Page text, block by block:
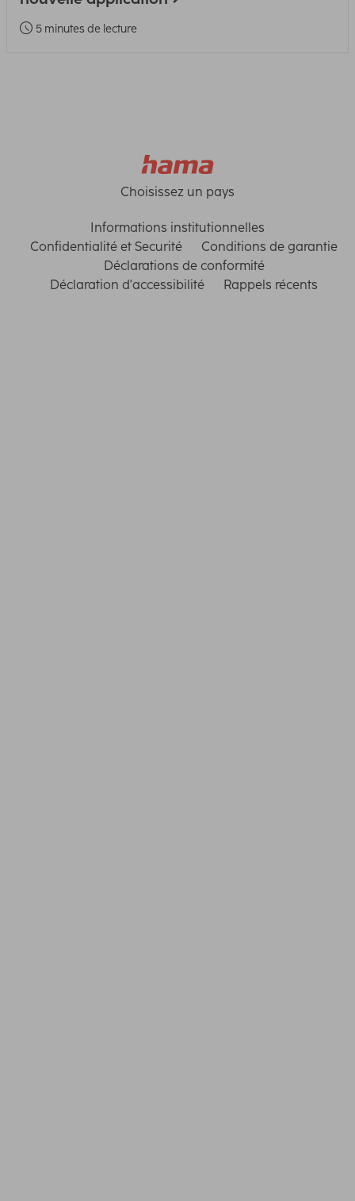
5 minutes de lecture
Choisissez un pays
Informations institutionnelles
Confidentialité et Securité
Conditions de garantie
Déclarations de conformité
Déclaration d'accessibilité
Rappels récents